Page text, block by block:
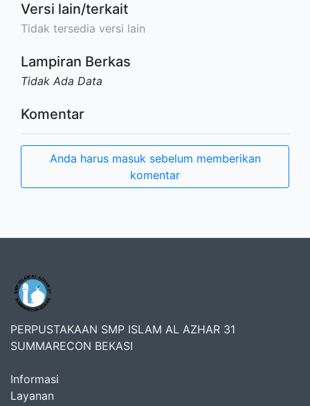
Versi lain/terkait
Tidak tersedia versi lain
Lampiran Berkas
Tidak Ada Data
Komentar
Anda harus masuk sebelum memberikan
komentar
PERPUSTAKAAN SMP ISLAM AL AZHAR 31
SUMMARECON BEKASI
Informasi
Layanan